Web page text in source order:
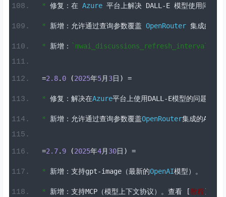
* 修复：在 Azure 平台上解决 DALL -E 模型使用问题。
* 新增：允许通过查询参数覆盖 OpenRouter 集成的
* 新增： `mwai_discussions_refresh_interval`
=2.8. 0 (2025年5月 3日) =
* 修复：解决在Azure平台上使用DALL -E模型的问题。
* 新增：允许通过查询参数覆盖OpenRouter集成的API
=2.7. 9 (2025年4月 30日) =
* 新增：支持gpt-image（最新的OpenAI模型）。
* 新增：支持MCP（模型上下文协议）。查看 [教程](